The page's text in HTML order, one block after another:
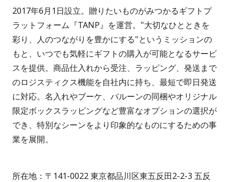
2017年6月1日設立。贈りたいものがみつかるギフトプ
ラットフォーム『TANP』を運営。"大切なひとときを
彩り、人のつながりを豊かにする"というミッションの
もと、いつでも気軽にギフトの購入が可能となるサービ
スを提供。商品仕入れから受注、ラッピング、発送まで
のロジスティクス機能を自社内に持ち、最短で即日発送
に対応。名入れやブーケ、バルーンの同梱やオリジナル
限定ボックスラッピングなど豊富なオプションの選択が
でき、特別なシーンをより印象的なものにするための事
業を展開。
所在地：〒141-0022 東京都品川区東五反田2-2-3 五反